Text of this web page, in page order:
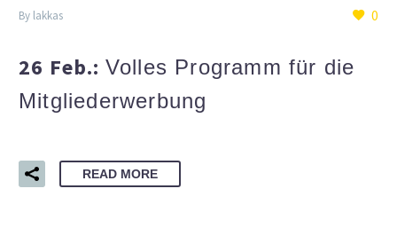
0
By lakkas
26 Feb.: Volles Programm für die
Mitgliederwerbung
READ MORE